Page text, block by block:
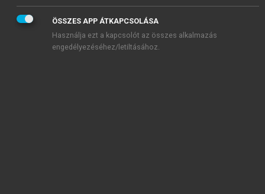
ÖSSZES APP ÁTKAPCSOLÁSA
Használja ezt a kapcsolót az összes alkalmazás
engedélyezéséhez/letiltásához.